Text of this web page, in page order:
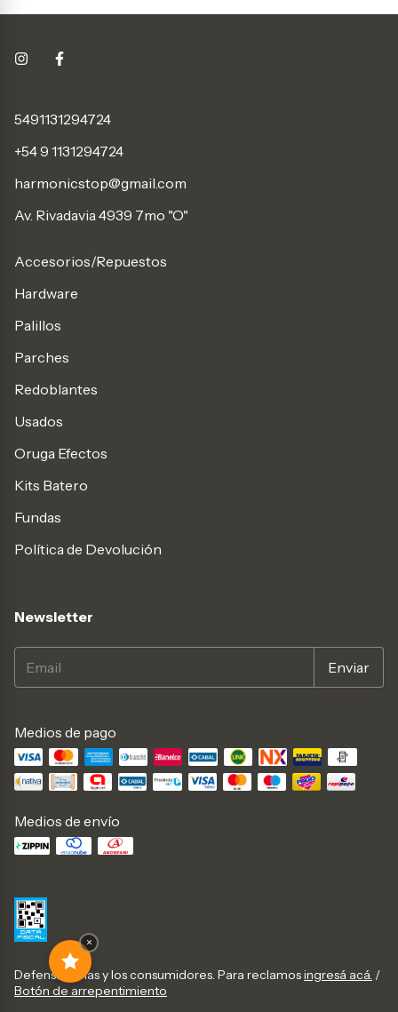
5491131294724
+54 9 1131294724
harmonicstop@gmail.com
Av. Rivadavia 4939 7mo "O"
Accesorios/Repuestos
Hardware
Palillos
Parches
Redoblantes
Usados
Oruga Efectos
Kits Batero
Fundas
Política de Devolución
Newsletter
Medios de pago
Medios de envío
Defensa de las y los consumidores. Para reclamosingresá acá. /
Botón de arrepentimiento
×